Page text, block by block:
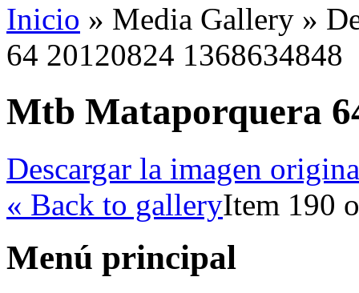
Inicio » Media Gallery »
64 20120824 1368634848
Mtb Mataporquera
Descargar la imagen
« Back to galleryItem 190
Menú principal